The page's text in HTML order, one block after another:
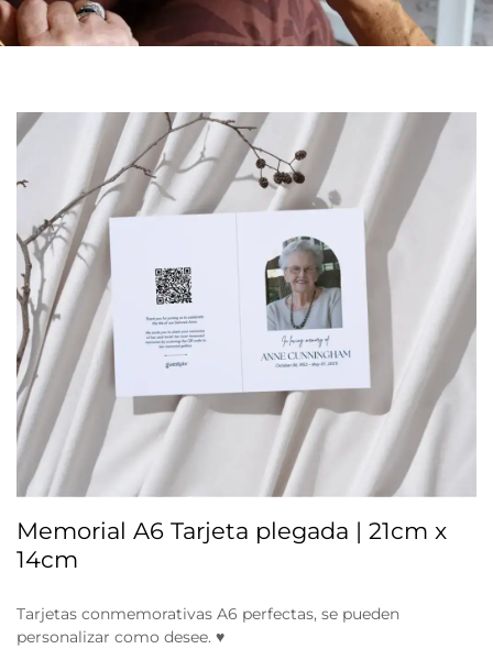
Memorial A6 Tarjeta plegada | 21cm x
14cm
Tarjetas conmemorativas A6 perfectas, se pueden
personalizar como desee. ♥